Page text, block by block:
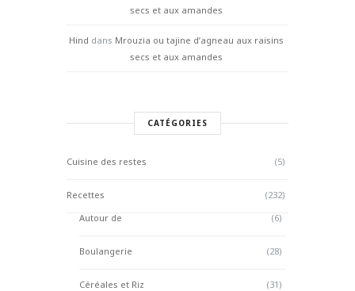
secs et aux amandes
Hind dans Mrouzia ou tajine d’agneau aux raisins
secs et aux amandes
CATÉGORIES
Cuisine des restes (5)
Recettes
(232)
Autour de
(6)
Boulangerie (28)
Céréales et Riz (31)